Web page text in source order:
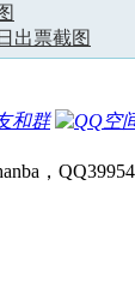
出票截图
和群
，